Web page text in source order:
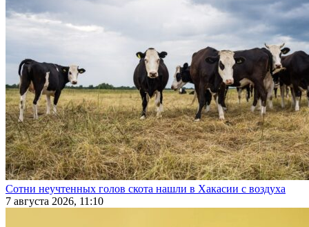
Сотни неучтенных голов скота нашли в Хакасии с воздуха
7 августа 2026, 11:10